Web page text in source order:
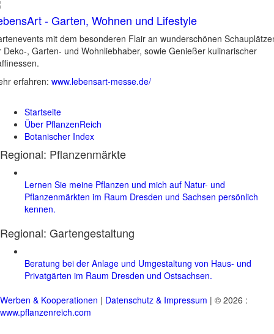
- Garten, Wohnen und Lifestyle
mit dem besonderen Flair an wunderschönen
Deko-, Garten- und Wohnliebhaber, sowie Genießer kulinarischer
erfahren: www.lebensart-messe.de/
Startseite
Über PflanzenReich
Botanischer Index
Regional: Pflanzenmärkte
Lernen Sie meine Pflanzen und mich auf Natur- und
Pflanzenmärkten im Raum Dresden und Sachsen persönlich
kennen.
Regional: Gartengestaltung
Beratung bei der Anlage und Umgestaltung von Haus- und
Privatgärten im Raum Dresden und Ostsachsen.
Werben & Kooperationen | Datenschutz & Impressum | © 2026 :
www.pflanzenreich.com